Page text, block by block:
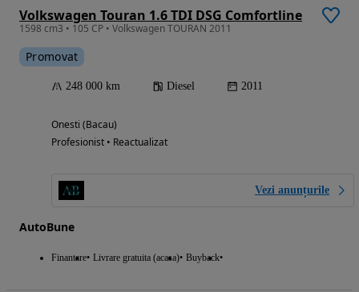
Volkswagen Touran 1.6 TDI DSG Comfortline
1598 cm3 • 105 CP • Volkswagen TOURAN 2011
Promovat
248 000 km Diesel 2011
Onesti (Bacau)
Profesionist • Reactualizat
Vezi anunțurile
AutoBune
Finantare Livrare gratuita (acasa) Buyback